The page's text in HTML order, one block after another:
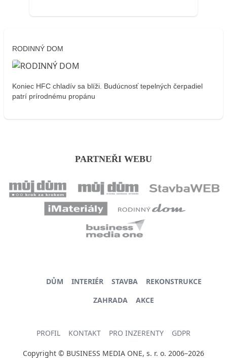
RODINNÝ DOM
Koniec HFC chladív sa blíži. Budúcnosť tepelných čerpadiel
patrí prírodnému propánu
PARTNEŘI WEBU
DŮM INTERIÉR STAVBA
REKONSTRUKCE
ZAHRADA
AKCE
PROFIL KONTAKT PRO INZERENTY GDPR
Copyright © BUSINESS MEDIA ONE, s. r. o. 2006–2026